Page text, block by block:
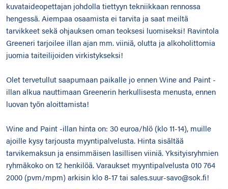
kuvataideopettajan johdolla tiettyyn tekniikkaan rennossa
hengessä. Aiempaa osaamista ei tarvita ja saat meiltä
tarvikkeet sekä ohjauksen oman teoksesi luomiseksi! Ravintola
Greeneri tarjoilee illan ajan mm. viiniä, olutta ja alkoholittomia
juomia taiteilijoiden virkistykseksi!
Olet tervetullut saapumaan paikalle jo ennen Wine and Paint -
illan alkua nauttimaan Greenerin herkullisesta menusta, ennen
luovan työn aloittamista!
Wine and Paint -illan hinta on: 30 euroa/hlö (klo 11-14), muille
ajoille kysy tarjousta myyntipalvelusta. Hinta sisältää
tarvikemaksun ja ensimmäisen lasillisen viiniä. Yksityisryhmien
ryhmäkoko on 12 henkilöä. Varaukset myyntipalvelusta 010 764
2000 (pvm/mpm) arkisin klo 8-17 tai sales.suur-savo@sok.fi!